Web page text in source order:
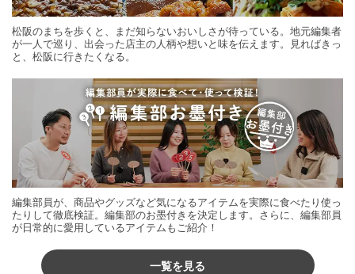
松阪のまちを歩くと、まだ知らないおいしさが待っている。地元編集者
が一人で巡り、出会った店主の人柄や想いと味を伝えます。見ればきっ
と、松阪に行きたくなる。
編集部員が、商品やグッズなど気になるアイテムを実際に食べたり使っ
たりして徹底検証。編集部のお墨付きを決定します。さらに、編集部員
が日常的に愛用しているアイテムもご紹介！
一覧を見る